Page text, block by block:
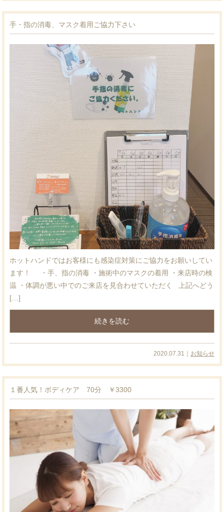
手・指の消毒、マスク着用ご協力下さい
ホットハンドではお客様にも感染症対策にご協力をお願いしてい
ます！ ・手、指の消毒 ・施術中のマスクの着用 ・来店時の検
温 ・体調が悪い中でのご来店を見合わせていただく 上記へどう
[…]
続きを読む
2020.07.31｜ お知らせ
１番人気！ボディケア 70分 ￥3300